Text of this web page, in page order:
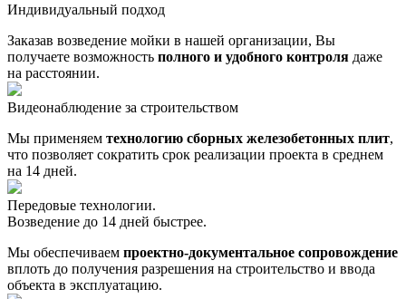
Индивидуальный подход
Заказав возведение мойки в нашей организации, Вы
получаете возможность полного и удобного контроля даже
на расстоянии.
Видеонаблюдение за строительством
Мы применяем технологию сборных железобетонных плит,
что позволяет сократить срок реализации проекта в среднем
на 14 дней.
Передовые технологии.
Возведение до 14 дней быстрее.
Мы обеспечиваем проектно-документальное сопровождение
вплоть до получения разрешения на строительство и ввода
объекта в эксплуатацию.